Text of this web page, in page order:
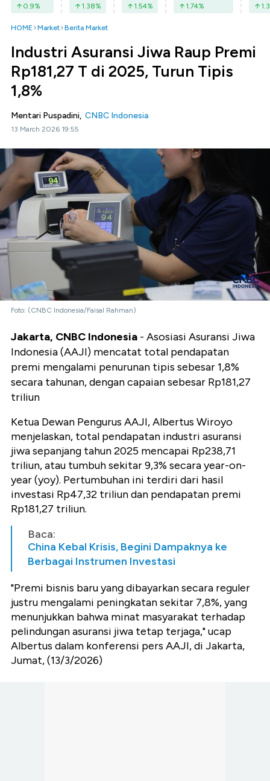
0.9% 1.38% 1.54% 1.74% 1.3
HOME Market Berita Market
Industri Asuransi Jiwa Raup Premi
Rp181,27 T di 2025, Turun Tipis
1,8%
Mentari Puspadini, CNBC Indonesia
13 March 2026 19:55
Foto: (CNBC Indonesia/Faisal Rahman)
Jakarta, CNBC Indonesia - Asosiasi Asuransi Jiwa
Indonesia (AAJI) mencatat total pendapatan
premi mengalami penurunan tipis sebesar 1,8%
secara tahunan, dengan capaian sebesar Rp181,27
triliun
Ketua Dewan Pengurus AAJI, Albertus Wiroyo
menjelaskan, total pendapatan industri asuransi
jiwa sepanjang tahun 2025 mencapai Rp238,71
triliun, atau tumbuh sekitar 9,3% secara year-on-
year (yoy). Pertumbuhan ini terdiri dari hasil
investasi Rp47,32 triliun dan pendapatan premi
Rp181,27 triliun.
Baca:
China Kebal Krisis, Begini Dampaknya ke
Berbagai Instrumen Investasi
"Premi bisnis baru yang dibayarkan secara reguler
justru mengalami peningkatan sekitar 7,8%, yang
menunjukkan bahwa minat masyarakat terhadap
pelindungan asuransi jiwa tetap terjaga," ucap
Albertus dalam konferensi pers AAJI, di Jakarta,
Jumat, (13/3/2026)